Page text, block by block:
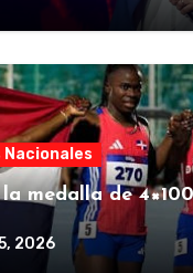
Nacionales
medalla de
2026